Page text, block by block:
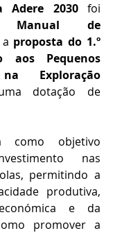
Adere 2030 foi
Manual de
proposta do 1.º
aos Pequenos
Exploração
como objetivo
nas
permitindo a
produtiva,
e da
promover a